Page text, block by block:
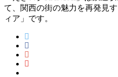
て、関西の街の魅力を再発見
ィア」です。